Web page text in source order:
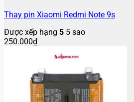
Thay pin Xiaomi Redmi Note 9s
Được xếp hạng 5 5 sao
250.000₫